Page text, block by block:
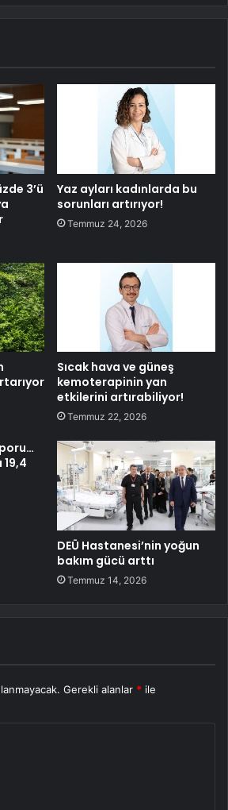
3’ü
Yaz ayları kadınlarda bu
sorunları artırıyor!
Temmuz 24, 2026
Sıcak hava ve güneş
kemoterapinin yan
etkilerini artırabiliyor!
Temmuz 22, 2026
DEÜ Hastanesi’nin yoğun
bakım gücü arttı
Temmuz 14, 2026
Gerekli alanlar * ile